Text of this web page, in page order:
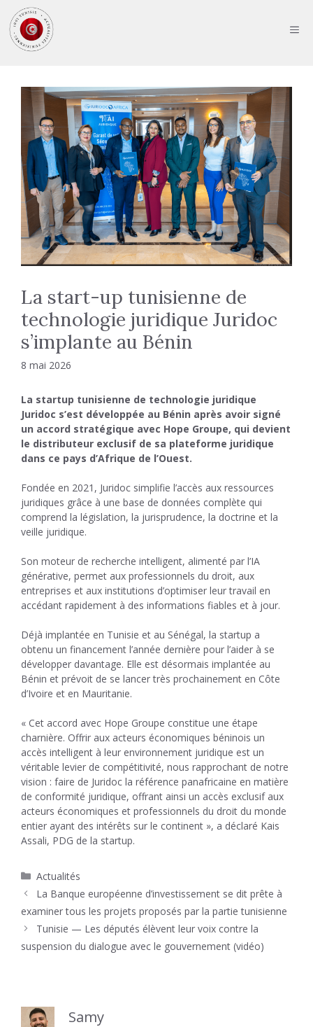
au
contenu
La start-up tunisienne de
technologie juridique Juridoc
s’implante au Bénin
8 mai 2026
La startup tunisienne de technologie juridique
Juridoc s’est développée au Bénin après avoir signé
un accord stratégique avec Hope Groupe, qui devient
le distributeur exclusif de sa plateforme juridique
dans ce pays d’Afrique de l’Ouest.
Fondée en 2021, Juridoc simplifie l’accès aux ressources
juridiques grâce à une base de données complète qui
comprend la législation, la jurisprudence, la doctrine et la
veille juridique.
Son moteur de recherche intelligent, alimenté par l’IA
générative, permet aux professionnels du droit, aux
entreprises et aux institutions d’optimiser leur travail en
accédant rapidement à des informations fiables et à jour.
Déjà implantée en Tunisie et au Sénégal, la startup a
obtenu un financement l’année dernière pour l’aider à se
développer davantage. Elle est désormais implantée au
Bénin et prévoit de se lancer très prochainement en Côte
d’Ivoire et en Mauritanie.
« Cet accord avec Hope Groupe constitue une étape
charnière. Offrir aux acteurs économiques béninois un
accès intelligent à leur environnement juridique est un
véritable levier de compétitivité, nous rapprochant de notre
vision : faire de Juridoc la référence panafricaine en matière
de conformité juridique, offrant ainsi un accès exclusif aux
acteurs économiques et professionnels du droit du monde
entier ayant des intérêts sur le continent », a déclaré Kais
Assali, PDG de la startup.
Catégories
Actualités
La Banque européenne d’investissement se dit prête à
examiner tous les projets proposés par la partie tunisienne
Tunisie — Les députés élèvent leur voix contre la
suspension du dialogue avec le gouvernement (vidéo)
Samy